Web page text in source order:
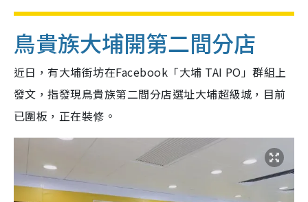
鳥貴族大埔開第二間分店
近日，有大埔街坊在Facebook「大埔 TAI PO」群組上
發文，指發現鳥貴族第二間分店選址大埔超級城，目前
已圍板，正在裝修。